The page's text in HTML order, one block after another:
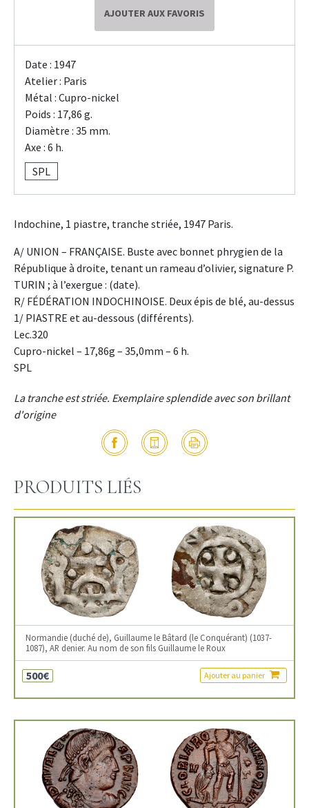
AJOUTER AUX FAVORIS
Date : 1947
Atelier : Paris
Métal : Cupro-nickel
Poids : 17,86 g.
Diamètre : 35 mm.
Axe : 6 h.
SPL
Indochine, 1 piastre, tranche striée, 1947 Paris.
A/ UNION – FRANÇAISE. Buste avec bonnet phrygien de la
République à droite, tenant un rameau d’olivier, signature P.
TURIN ; à l’exergue : (date).
R/ FÉDÉRATION INDOCHINOISE. Deux épis de blé, au-dessus
1/ PIASTRE et au-dessous (différents).
Lec.320
Cupro-nickel – 17,86g – 35,0mm – 6 h.
SPL
La tranche est striée. Exemplaire splendide avec son brillant
d'origine
PRODUITS LIÉS
Normandie (duché de), Guillaume le Bâtard (le Conquérant) (1037-
1087), AR denier. Au nom de son fils Guillaume le Roux
500€ Ajouter au panier